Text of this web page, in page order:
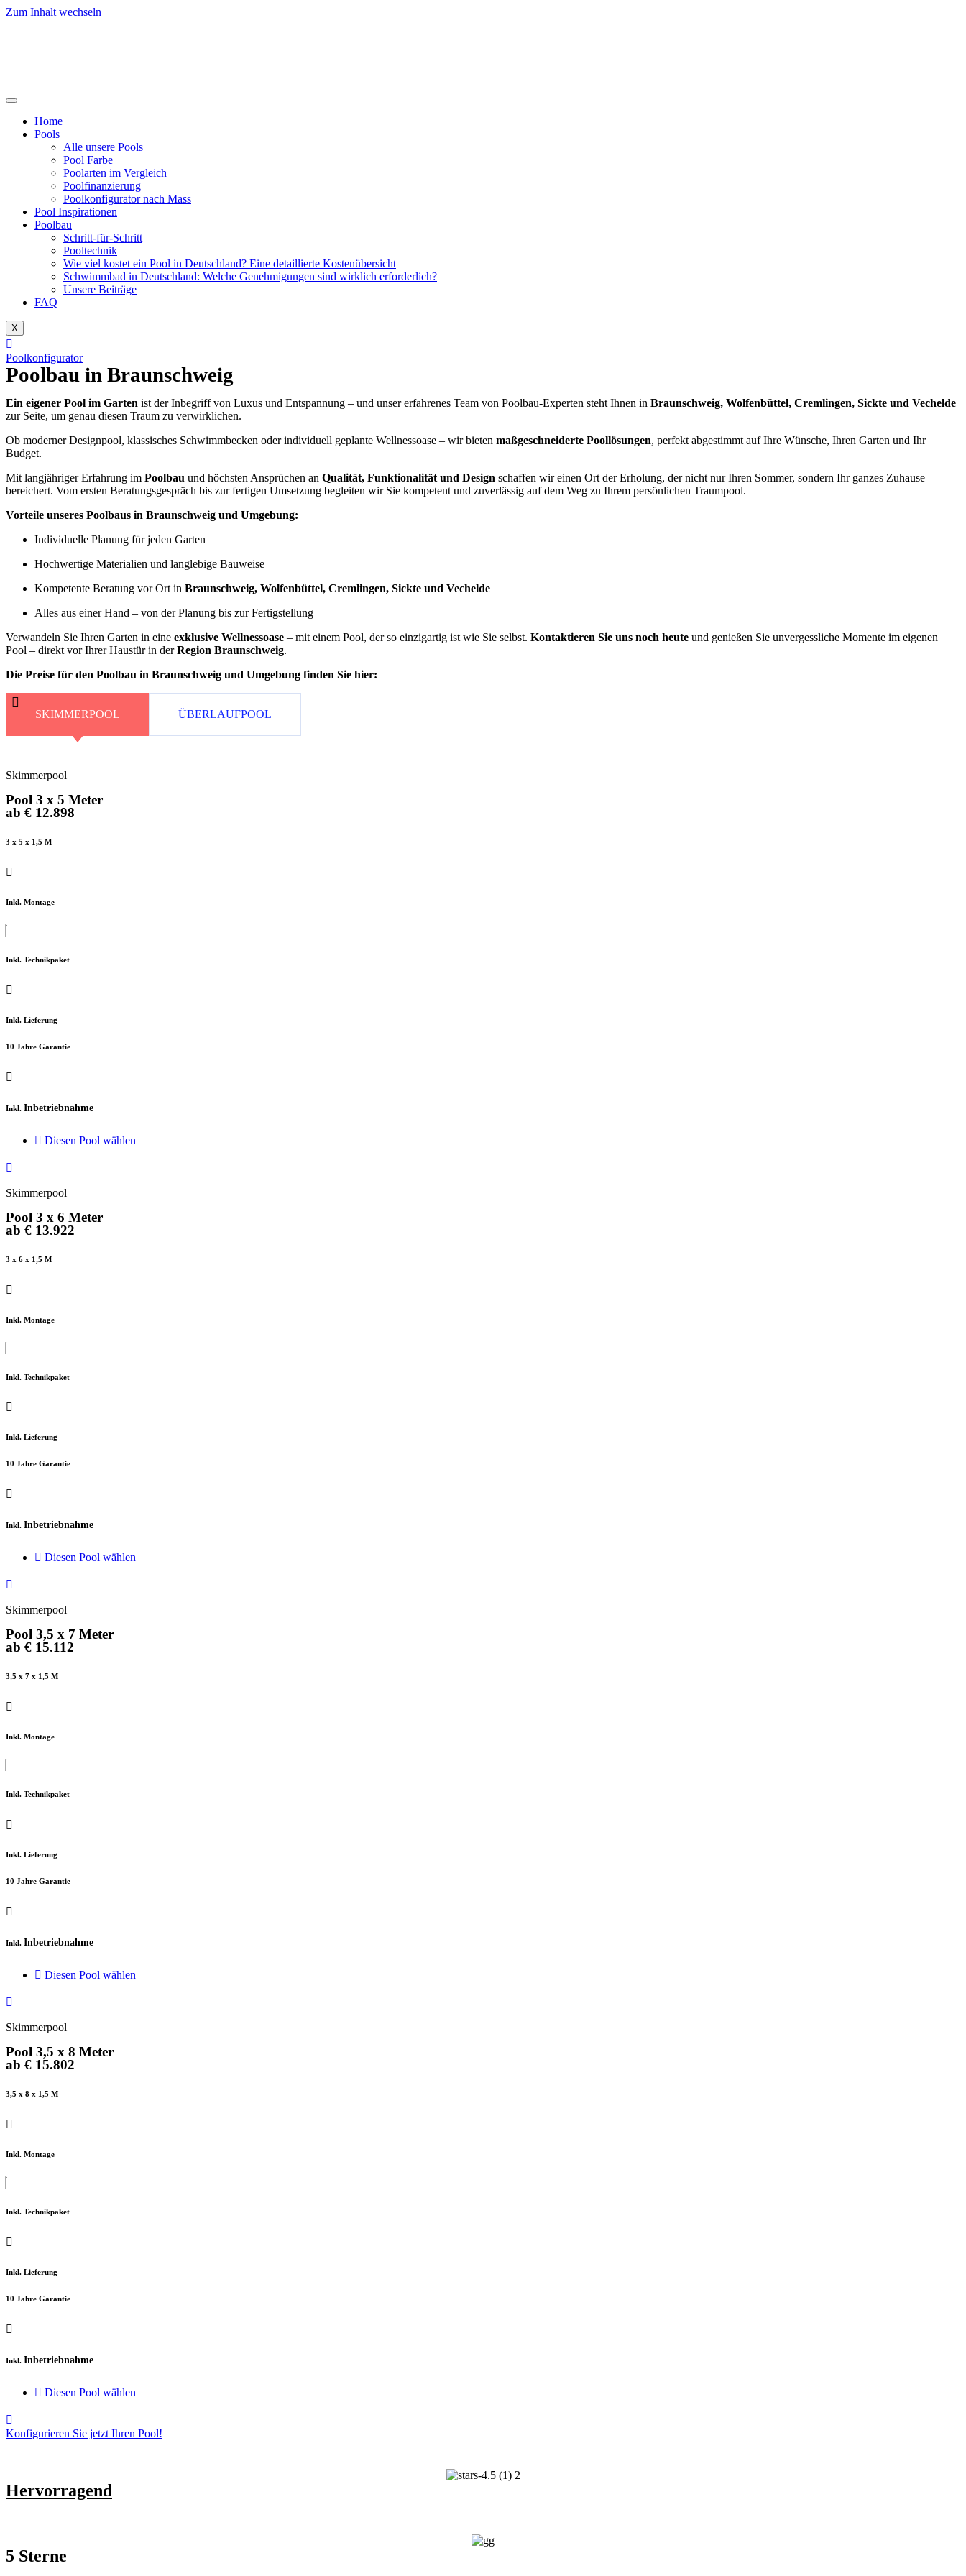
Zum Inhalt wechseln
Home
Pools
Alle unsere Pools
Pool Farbe
Poolarten im Vergleich
Poolfinanzierung
Poolkonfigurator nach Mass
Pool Inspirationen
Poolbau
Schritt-für-Schritt
Pooltechnik
Wie viel kostet ein Pool in Deutschland? Eine detaillierte Kostenübersicht
Schwimmbad in Deutschland: Welche Genehmigungen sind wirklich erforderlich?
Unsere Beiträge
FAQ
X
Poolkonfigurator
Poolbau in Braunschweig
Ein eigener Pool im Garten ist der Inbegriff von Luxus und Entspannung – und unser erfahrenes Team von Poolbau-Experten steht Ihnen in Braunschweig, Wolfenbüttel, Cremlingen, Sickte und Vechelde
zur Seite, um genau diesen Traum zu verwirklichen.
Ob moderner Designpool, klassisches Schwimmbecken oder individuell geplante Wellnessoase – wir bieten maßgeschneiderte Poollösungen, perfekt abgestimmt auf Ihre Wünsche, Ihren Garten und Ihr
Budget.
Mit langjähriger Erfahrung im Poolbau und höchsten Ansprüchen an Qualität, Funktionalität und Design schaffen wir einen Ort der Erholung, der nicht nur Ihren Sommer, sondern Ihr ganzes Zuhause
bereichert. Vom ersten Beratungsgespräch bis zur fertigen Umsetzung begleiten wir Sie kompetent und zuverlässig auf dem Weg zu Ihrem persönlichen Traumpool.
Vorteile unseres Poolbaus in Braunschweig und Umgebung:
Individuelle Planung für jeden Garten
Hochwertige Materialien und langlebige Bauweise
Kompetente Beratung vor Ort in Braunschweig, Wolfenbüttel, Cremlingen, Sickte und Vechelde
Alles aus einer Hand – von der Planung bis zur Fertigstellung
Verwandeln Sie Ihren Garten in eine exklusive Wellnessoase – mit einem Pool, der so einzigartig ist wie Sie selbst. Kontaktieren Sie uns noch heute und genießen Sie unvergessliche Momente im eigenen
Pool – direkt vor Ihrer Haustür in derRegion Braunschweig.
Die Preise für den Poolbau in Braunschweig und Umgebung finden Sie hier:
SKIMMERPOOL ÜBERLAUFPOOL
Skimmerpool
Pool 3 x 5 Meter
ab € 12.898
3 x 5 x 1,5 M
Inkl. Montage
Inkl. Technikpaket
Inkl. Lieferung
10 Jahre Garantie
Inkl. Inbetriebnahme
Diesen Pool wählen
Skimmerpool
Pool 3 x 6 Meter
ab € 13.922
3 x 6 x 1,5 M
Inkl. Montage
Inkl. Technikpaket
Inkl. Lieferung
10 Jahre Garantie
Inkl. Inbetriebnahme
Diesen Pool wählen
Skimmerpool
Pool 3,5 x 7 Meter
ab € 15.112
3,5 x 7 x 1,5 M
Inkl. Montage
Inkl. Technikpaket
Inkl. Lieferung
10 Jahre Garantie
Inkl. Inbetriebnahme
Diesen Pool wählen
Skimmerpool
Pool 3,5 x 8 Meter
ab € 15.802
3,5 x 8 x 1,5 M
Inkl. Montage
Inkl. Technikpaket
Inkl. Lieferung
10 Jahre Garantie
Inkl. Inbetriebnahme
Diesen Pool wählen
Konfigurieren Sie jetzt Ihren Pool!
Hervorragend
5 Sterne